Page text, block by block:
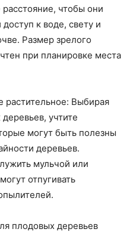
чтобы они
к воде, свету и
Размер зрелого
при планировке места
растительное: Выбирая
учтите
могут быть полезны
деревьев.
мульчой или
отпугивать
плодовых деревьев